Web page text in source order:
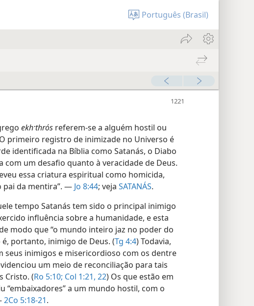
Português (Brasil)
ekh·thrós referem-se a alguém hostil ou
primeiro registro de inimizade no Universo é
identificada na Bíblia como Satanás, o Diabo
com um desafio quanto à veracidade de Deus.
essa criatura espiritual como homicida,
pai da mentira”. — Jo 8:44; veja SATANÁS.
tempo Satanás tem sido o principal inimigo
influência sobre a humanidade, e esta
modo que “o mundo inteiro jaz no poder do
é, portanto, inimigo de Deus. (Tg 4:4) Todavia,
seus inimigos e misericordioso com os dentre
um meio de reconciliação para tais
Cristo. (Ro 5:10; Col 1:21, 22) Os que estão em
“embaixadores” a um mundo hostil, com o
2Co 5:18-21.